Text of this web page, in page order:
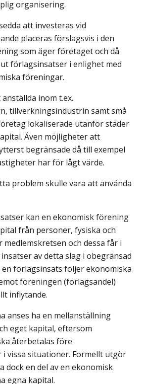
organisering.
att investeras vid
placeras förslagsvis i den
som äger företaget och då
förlagsinsatser i enlighet med
föreningar.
inom t.ex.
tillverkningsindustrin samt små
lokaliserade utanför städer
Även möjligheter att
begränsade då till exempel
har för lågt värde.
problem skulle vara att använda
kan en ekonomisk förening
från personer, fysiska och
och dessa får i
av detta slag i obegränsad
förlagsinsats följer ekonomiska
föreningen (förlagsandel)
inflytande.
anses ha en mellanställning
eget kapital, eftersom
återbetalas före
i vissa situationer. Formellt utgör
dock en del av en ekonomisk
egna kapital.